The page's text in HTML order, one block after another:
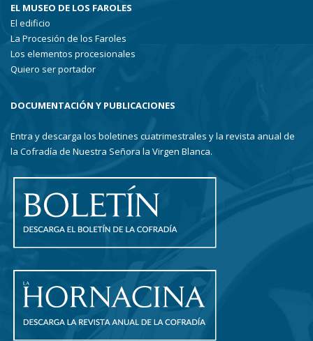
EL MUSEO DE LOS FAROLES
El edificio
La Procesión de los Faroles
Los elementos procesionales
Quiero ser portador
DOCUMENTACIÓN Y PUBLICACIONES
Entra y descarga los boletines cuatrimestrales y la revista anual de
la Cofradía de Nuestra Señora la Virgen Blanca.